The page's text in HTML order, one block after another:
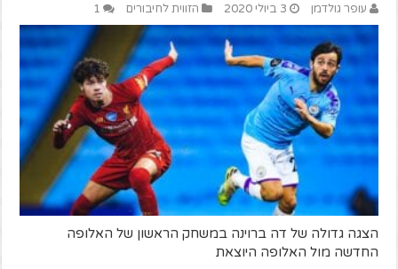
עופר גולדמן 3 ביולי 2020 הזווית לחיבורים 1
הצגה גדולה של דה ברוינה במשחק הראשון של האלופה
החדשה מול האלופה היוצאת